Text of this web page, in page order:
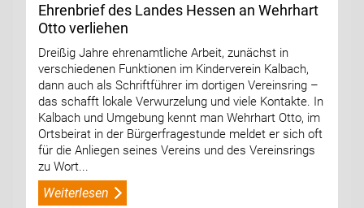
Ehrenbrief des Landes Hessen an Wehrhart
Otto verliehen
Dreißig Jahre ehrenamtliche Arbeit, zunächst in
verschiedenen Funktionen im Kinderverein Kalbach,
dann auch als Schriftführer im dortigen Vereinsring –
das schafft lokale Verwurzelung und viele Kontakte. In
Kalbach und Umgebung kennt man Wehrhart Otto, im
Ortsbeirat in der Bürgerfragestunde meldet er sich oft
für die Anliegen seines Vereins und des Vereinsrings
zu Wort...
Weiterlesen